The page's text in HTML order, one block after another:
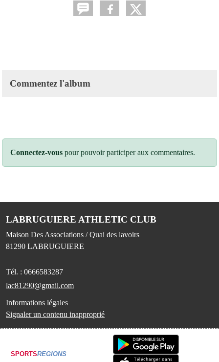
Commentez l'album
Connectez-vous pour pouvoir participer aux commentaires.
LABRUGUIERE ATHLETIC CLUB
Maison Des Associations / Quai des lavoirs
81290 LABRUGUIERE
Tél. : 0666583287
lac81290@gmail.com
Informations légales
Signaler un contenu inapproprié
SPORTSREGIONS